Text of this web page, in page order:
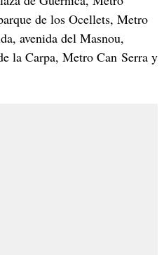
de los Ocellets, Metro
avenida del Masnou,
la Carpa, Metro Can Serra y